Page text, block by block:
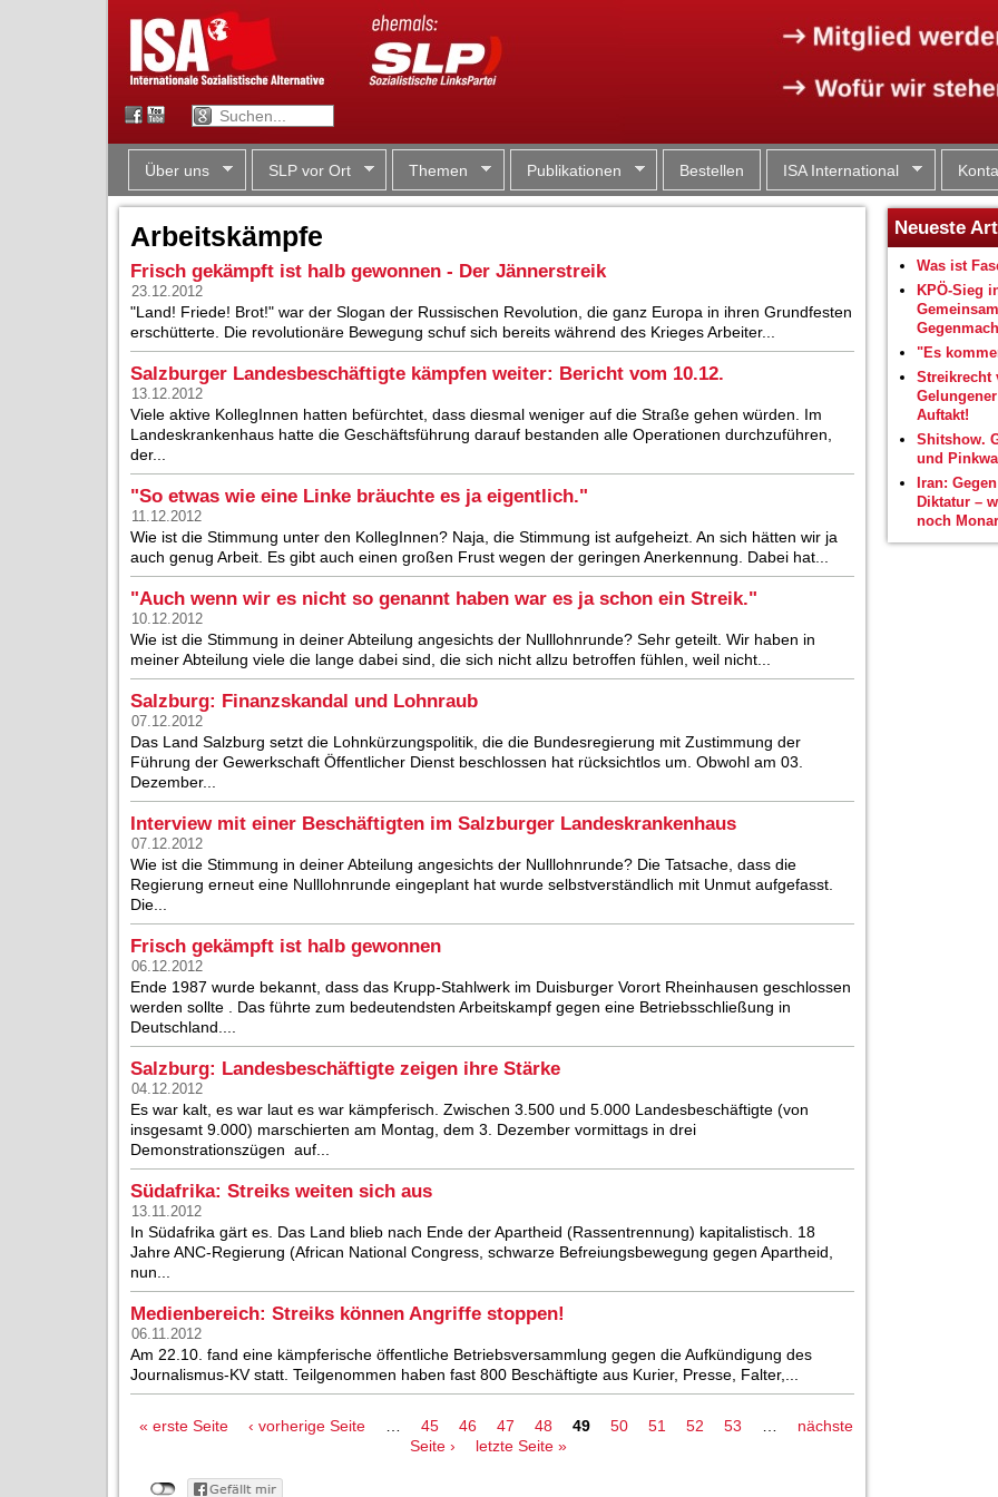
Über uns SLP vor Ort Themen Publikationen Bestellen ISA International
Arbeitskämpfe
Frisch gekämpft ist halb gewonnen - Der Jännerstreik
23.12.2012
"Land! Friede! Brot!" war der Slogan der Russischen Revolution, die ganz Europa in ihren Grundfesten
erschütterte. Die revolutionäre Bewegung schuf sich bereits während des Krieges Arbeiter...
Salzburger Landesbeschäftigte kämpfen weiter: Bericht vom 10.12.
13.12.2012
Viele aktive KollegInnen hatten befürchtet, dass diesmal weniger auf die Straße gehen würden. Im
Landeskrankenhaus hatte die Geschäftsführung darauf bestanden alle Operationen durchzuführen,
der...
"So etwas wie eine Linke bräuchte es ja eigentlich."
11.12.2012
Wie ist die Stimmung unter den KollegInnen? Naja, die Stimmung ist aufgeheizt. An sich hätten wir ja
auch genug Arbeit. Es gibt auch einen großen Frust wegen der geringen Anerkennung. Dabei hat...
"Auch wenn wir es nicht so genannt haben war es ja schon ein Streik."
10.12.2012
Wie ist die Stimmung in deiner Abteilung angesichts der Nulllohnrunde? Sehr geteilt. Wir haben in
meiner Abteilung viele die lange dabei sind, die sich nicht allzu betroffen fühlen, weil nicht...
Salzburg: Finanzskandal und Lohnraub
07.12.2012
Das Land Salzburg setzt die Lohnkürzungspolitik, die die Bundesregierung mit Zustimmung der
Führung der Gewerkschaft Öffentlicher Dienst beschlossen hat rücksichtlos um. Obwohl am 03.
Dezember...
Interview mit einer Beschäftigten im Salzburger Landeskrankenhaus
07.12.2012
Wie ist die Stimmung in deiner Abteilung angesichts der Nulllohnrunde? Die Tatsache, dass die
Regierung erneut eine Nulllohnrunde eingeplant hat wurde selbstverständlich mit Unmut aufgefasst.
Die...
Frisch gekämpft ist halb gewonnen
06.12.2012
Ende 1987 wurde bekannt, dass das Krupp-Stahlwerk im Duisburger Vorort Rheinhausen geschlossen
werden sollte . Das führte zum bedeutendsten Arbeitskampf gegen eine Betriebsschließung in
Deutschland....
Salzburg: Landesbeschäftigte zeigen ihre Stärke
04.12.2012
Es war kalt, es war laut es war kämpferisch. Zwischen 3.500 und 5.000 Landesbeschäftigte (von
insgesamt 9.000) marschierten am Montag, dem 3. Dezember vormittags in drei
Demonstrationszügen auf...
Südafrika: Streiks weiten sich aus
13.11.2012
In Südafrika gärt es. Das Land blieb nach Ende der Apartheid (Rassentrennung) kapitalistisch. 18
Jahre ANC-Regierung (African National Congress, schwarze Befreiungsbewegung gegen Apartheid,
nun...
Medienbereich: Streiks können Angriffe stoppen!
06.11.2012
Am 22.10. fand eine kämpferische öffentliche Betriebsversammlung gegen die Aufkündigung des
Journalismus-KV statt. Teilgenommen haben fast 800 Beschäftigte aus Kurier, Presse, Falter,...
Seiten
« erste Seite ‹ vorherige Seite 45 46 47 48 49 50 51 52 53
nächste
Seite ›
letzte Seite »
Neueste
Was ist
KPÖ-Sieg
"Es
Streikrecht
Auftakt!
Shitshow.
und
Iran:
Diktatur –
noch